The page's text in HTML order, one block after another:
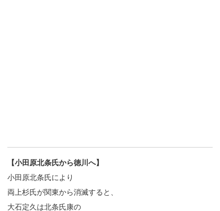
【小田原北条氏から徳川へ】
小田原北条氏により
両上杉氏が関東から消滅すると、
大石定久は北条氏康の